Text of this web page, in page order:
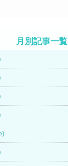
月別記事一覧